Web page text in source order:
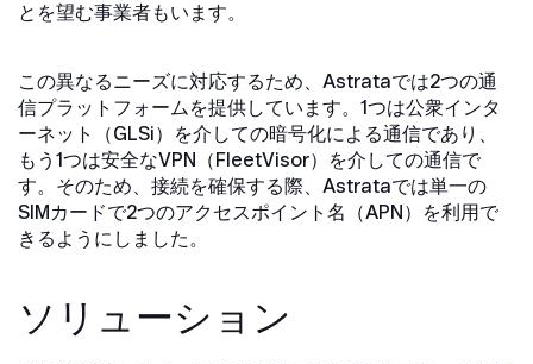
とを望む事業者もいます。
この異なるニーズに対応するため、Astrataでは2つの通
信プラットフォームを提供しています。1つは公衆インタ
ーネット（GLSi）を介しての暗号化による通信であり、
もう1つは安全なVPN（FleetVisor）を介しての通信で
す。そのため、接続を確保する際、Astrataでは単一の
SIMカードで2つのアクセスポイント名（APN）を利用で
きるようにしました。
ソリューション